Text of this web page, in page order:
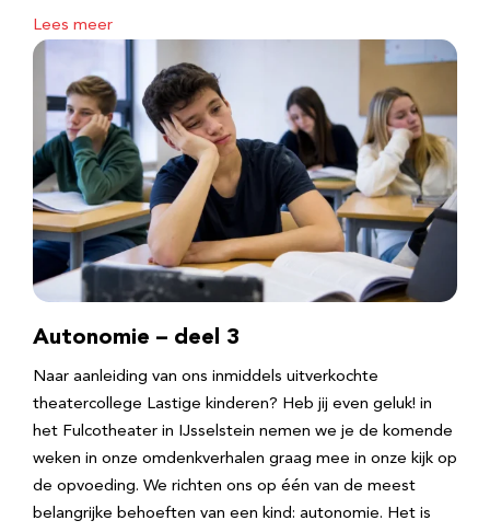
Lees meer
Autonomie – deel 3
Naar aanleiding van ons inmiddels uitverkochte
theatercollege Lastige kinderen? Heb jij even geluk! in
het Fulcotheater in IJsselstein nemen we je de komende
weken in onze omdenkverhalen graag mee in onze kijk op
de opvoeding. We richten ons op één van de meest
belangrijke behoeften van een kind: autonomie. Het is